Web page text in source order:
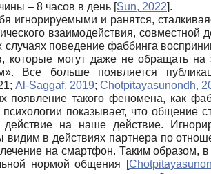
– 8 часов в день [Sun, 2022].
игнорируемыми и ранятся,
взаимодействия,
случаях поведение фаббинга
которые могут даже не обращать на
Все больше появляется
; Al-Saggaf, 2019; Chotpitayasunondh,
появление такого феномена, как
показывает, что общение
действие на наше действие.
видим в действиях партнера по
на смартфон. Таким образом,
нормой общения
[